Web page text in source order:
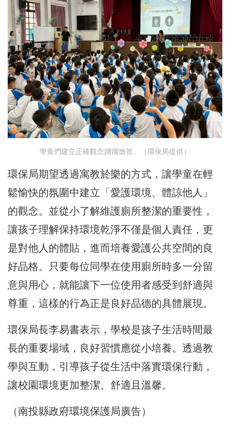
學童們建立正確觀念踴躍搶答。（環保局提供）
環保局期望透過寓教於樂的方式，讓學童在輕
鬆愉快的氛圍中建立「愛護環境、體諒他人」
的觀念。並從小了解維護廁所整潔的重要性，
讓孩子理解保持環境乾淨不僅是個人責任，更
是對他人的體貼，進而培養愛護公共空間的良
好品格。只要每位同學在使用廁所時多一分留
意與用心，就能讓下一位使用者感受到舒適與
尊重，這樣的行為正是良好品德的具體展現。
環保局長李易書表示，學校是孩子生活時間最
長的重要場域，良好習慣應從小培養。透過教
學與互動，引導孩子從生活中落實環保行動，
讓校園環境更加整潔、舒適且溫馨。
（南投縣政府環境保護局廣告）